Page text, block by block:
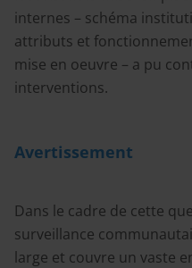
internes – schéma
attributs et
mise en oeuvre – a pu
interventions.
Avertissement
Dans le cadre de cette
surveillance
large et couvre un vaste